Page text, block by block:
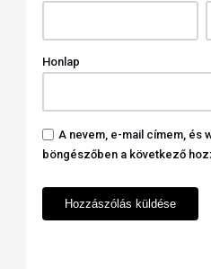
Honlap
A nevem, e-mail címem, és
böngészőben a következő